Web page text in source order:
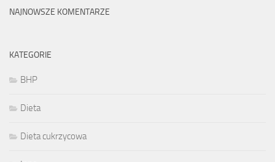
NAJNOWSZE KOMENTARZE
KATEGORIE
BHP
Dieta
Dieta cukrzycowa